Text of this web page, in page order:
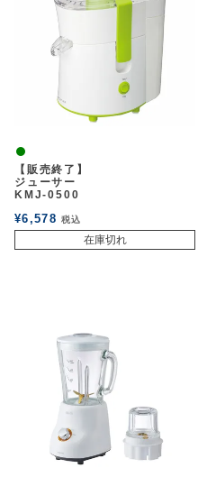
緑
【販売終了】
ジューサー
KMJ-0500
¥6,578 税込
在庫切れ